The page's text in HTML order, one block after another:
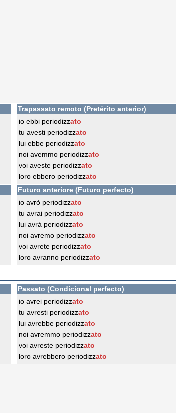
Trapassato remoto (Pretérito anterior)
io ebbi periodizzato
tu avesti periodizzato
lui ebbe periodizzato
noi avemmo periodizzato
voi aveste periodizzato
loro ebbero periodizzato
Futuro anteriore (Futuro perfecto)
io avrò periodizzato
tu avrai periodizzato
lui avrà periodizzato
noi avremo periodizzato
voi avrete periodizzato
loro avranno periodizzato
Passato (Condicional perfecto)
io avrei periodizzato
tu avresti periodizzato
lui avrebbe periodizzato
noi avremmo periodizzato
voi avreste periodizzato
loro avrebbero periodizzato